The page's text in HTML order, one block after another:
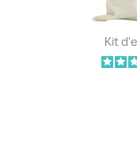
Kit